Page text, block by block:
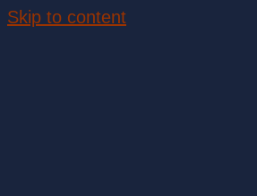
Skip to content